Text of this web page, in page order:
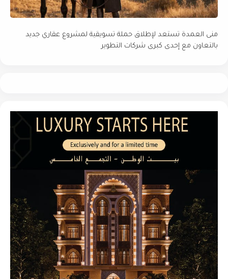
منى العمدة تستعد لإطلاق حملة تسويقية لمشروع عقاري جديد
بالتعاون مع إحدى كبرى شركات التطوير